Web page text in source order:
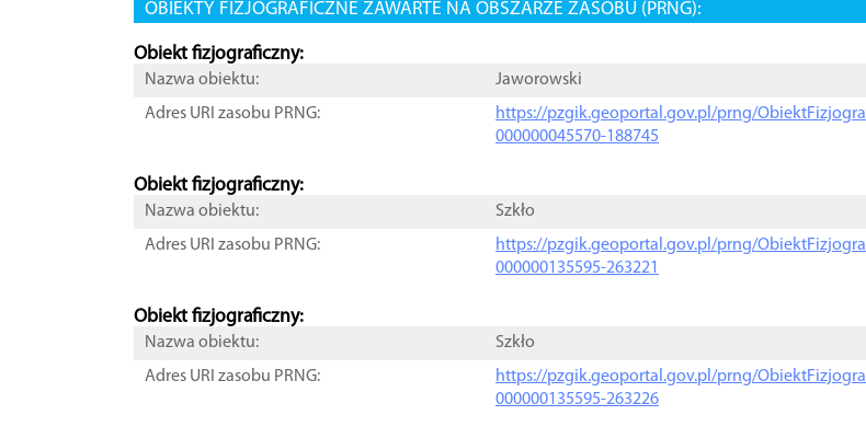
OBIEKTY FIZJOGRAFICZNE ZAWARTE NA OBSZARZE ZASOBU (PRNG):
Obiekt fizjograficzny:
Nazwa obiektu:
Jaworowski
Adres URI zasobu PRNG:
https://pzgik.geoportal.gov.pl/prng/
000000045570-188745
Obiekt fizjograficzny:
Nazwa obiektu:
Szkło
Adres URI zasobu PRNG:
https://pzgik.geoportal.gov.pl/prng/
000000135595-263221
Obiekt fizjograficzny:
Nazwa obiektu:
Szkło
Adres URI zasobu PRNG:
https://pzgik.geoportal.gov.pl/prng/
000000135595-263226